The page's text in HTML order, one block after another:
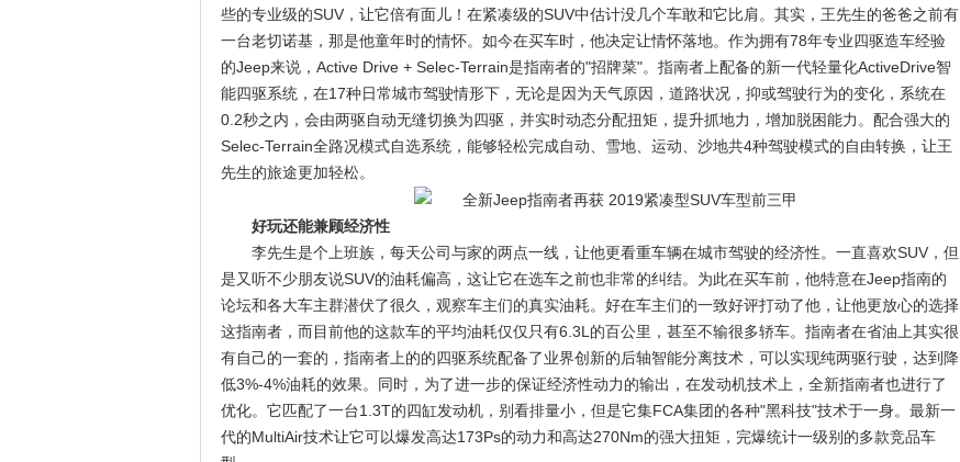
些的专业级的SUV，让它倍有面儿！在紧凑级的SUV中估计没几个车敢和它比肩。其实，王先生的爸爸之前有
一台老切诺基，那是他童年时的情怀。如今在买车时，他决定让情怀落地。作为拥有78年专业四驱造车经验
的Jeep来说，Active Drive + Selec-Terrain是指南者的"招牌菜"。指南者上配备的新一代轻量化ActiveDrive智
能四驱系统，在17种日常城市驾驶情形下，无论是因为天气原因，道路状况，抑或驾驶行为的变化，系统在
0.2秒之内，会由两驱自动无缝切换为四驱，并实时动态分配扭矩，提升抓地力，增加脱困能力。配合强大的
Selec-Terrain全路况模式自选系统，能够轻松完成自动、雪地、运动、沙地共4种驾驶模式的自由转换，让王
先生的旅途更加轻松。
好玩还能兼顾经济性
李先生是个上班族，每天公司与家的两点一线，让他更看重车辆在城市驾驶的经济性。一直喜欢SUV，但
是又听不少朋友说SUV的油耗偏高，这让它在选车之前也非常的纠结。为此在买车前，他特意在Jeep指南的
论坛和各大车主群潜伏了很久，观察车主们的真实油耗。好在车主们的一致好评打动了他，让他更放心的选择
这指南者，而目前他的这款车的平均油耗仅仅只有6.3L的百公里，甚至不输很多轿车。指南者在省油上其实很
有自己的一套的，指南者上的的四驱系统配备了业界创新的后轴智能分离技术，可以实现纯两驱行驶，达到降
低3%-4%油耗的效果。同时，为了进一步的保证经济性动力的输出，在发动机技术上，全新指南者也进行了
优化。它匹配了一台1.3T的四缸发动机，别看排量小，但是它集FCA集团的各种"黑科技"技术于一身。最新一
代的MultiAir技术让它可以爆发高达173Ps的动力和高达270Nm的强大扭矩，完爆统计一级别的多款竞品车